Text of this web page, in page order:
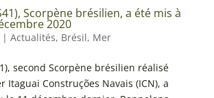
Scorpène brésilien, a été mis à
2020
| Actualités, Brésil, Mer
second Scorpène brésilien réalisé
Itaguai Construções Navais (ICN), a